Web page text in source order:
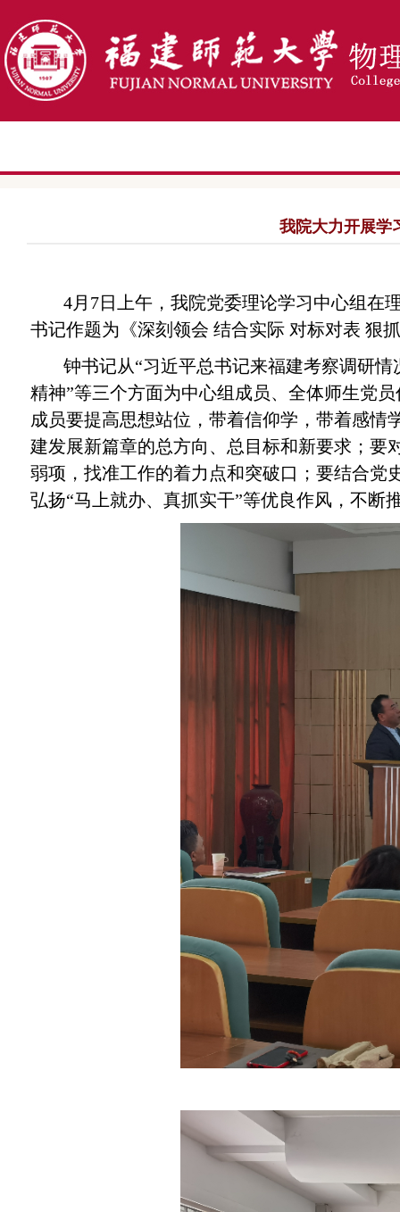
我院大力开展学
4月 7日上午 ，我院党委理论学习中心组在
书记作题为《深刻领会 结合实际 对标对表 狠
钟书记从“习近平总书记来福建考察调研
精神”等三个方面为中心组成员、全体师生党
成员要提高思想站位，带着信仰学，带着感情
建发展新篇章的总方向、总目标和新要求；要
弱项，找准工作的着力点和突破口；要结合党
弘扬“马上就办、真抓实干”等优良作风，不断